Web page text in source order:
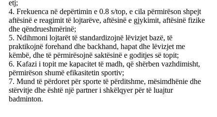
etj;
4. Frekuenca në depërtimin e 0.8 s/top, e cila përmirëson shpejt
aftësinë e reagimit të lojtarëve, aftësinë e gjykimit, aftësinë fizike
dhe qëndrueshmërinë;
5. Ndihmoni lojtarët të standardizojnë lëvizjet bazë, të
praktikojnë forehand dhe backhand, hapat dhe lëvizjet me
këmbë, dhe të përmirësojnë saktësinë e goditjes së topit;
6. Kafazi i topit me kapacitet të madh, që shërben vazhdimisht,
përmirëson shumë efikasitetin sportiv;
7. Mund të përdoret për sporte të përditshme, mësimdhënie dhe
stërvitje dhe është një partner i shkëlqyer për të luajtur
badminton.